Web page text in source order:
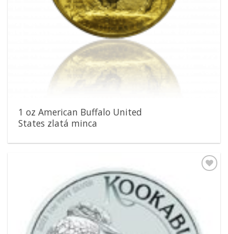
1 oz American Buffalo United
States zlatá minca